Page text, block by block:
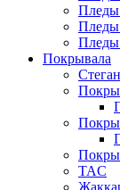
Пледы
Пледы
Пледы
Покрывала
TAC